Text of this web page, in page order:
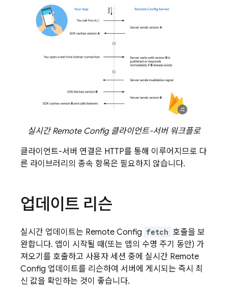
실시간Remote Config클라이언트-서버 워크플로
클라이언트-서버 연결은 HTTP를 통해 이루어지므로 다
른 라이브러리의 종속 항목은 필요하지 않습니다.
업데이트 리슨
실시간 업데이트는 Remote Config fetch 호출을 보
완합니다. 앱이 시작될 때(또는 앱의 수명 주기 동안) 가
져오기를 호출하고 사용자 세션 중에 실시간 Remote
Config 업데이트를 리슨하여 서버에 게시되는 즉시 최
신 값을 확인하는 것이 좋습니다.